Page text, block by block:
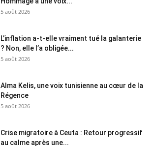
5 août 2026
L’inflation a-t-elle vraiment tué la galanterie
? Non, elle l’a obligée...
5 août 2026
Alma Kelis, une voix tunisienne au cœur de la
Régence
5 août 2026
Crise migratoire à Ceuta : Retour progressif
au calme après une...